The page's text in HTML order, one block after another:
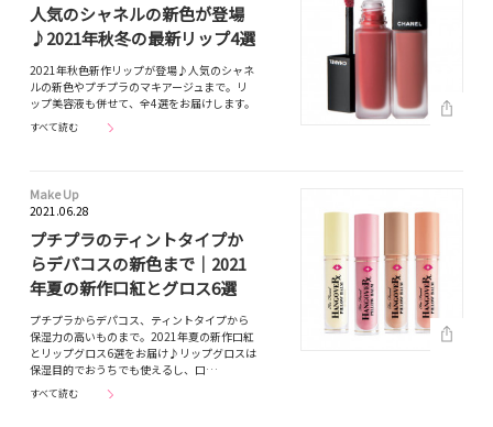
人気のシャネルの新色が登場
♪2021年秋冬の最新リップ4選
2021年秋色新作リップが登場♪人気のシャネ
ルの新色やプチプラのマキアージュまで。リ
ップ美容液も併せて、全4選をお届けします。
すべて読む
Make Up
2021.06.28
プチプラのティントタイプか
らデパコスの新色まで｜2021
年夏の新作口紅とグロス6選
プチプラからデパコス、ティントタイプから
保湿力の高いものまで。2021年夏の新作口紅
とリップグロス6選をお届け♪リップグロスは
保湿目的でおうちでも使えるし、口…
すべて読む